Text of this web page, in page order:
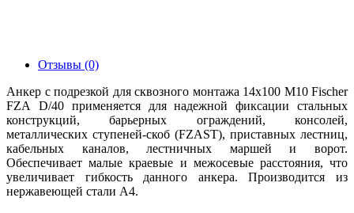
Отзывы (0)
Анкер с подрезкой для сквозного монтажа 14х100 М10 Fischer
FZA D/40 применяется для надежной фиксации стальных
конструкций, барьерных ограждений, консолей,
металлических ступеней-скоб (FZAST), приставных лестниц,
кабельных каналов, лестничных маршей и ворот.
Обеспечивает малые краевые и межосевые расстояния, что
увеличивает гибкость данного анкера. Производится из
нержавеющей стали А4.